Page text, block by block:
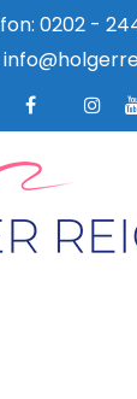
fon: 0202 -